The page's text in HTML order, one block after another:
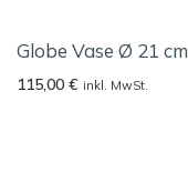
Globe Vase Ø 21 cm
115,00 € inkl. MwSt.